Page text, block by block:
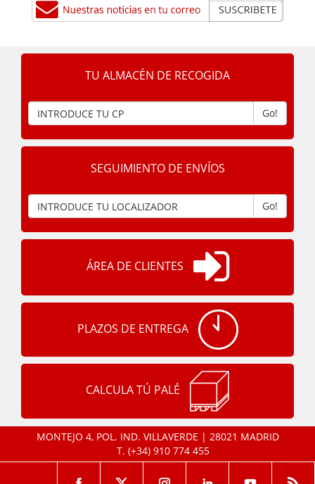
TU ALMACÉN DE RECOGIDA
Go!
SEGUIMIENTO DE ENVÍOS
Go!
ÁREA DE CLIENTES
PLAZOS DE ENTREGA
CALCULA TÚ PALÉ
MONTEJO 4, POL. IND. VILLAVERDE | 28021 MADRID
T. (+34) 910 774 455